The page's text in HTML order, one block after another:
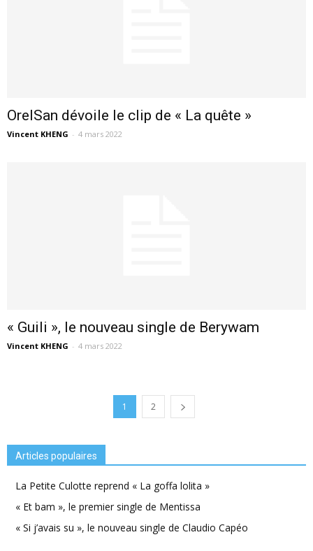
OrelSan dévoile le clip de « La quête »
Vincent KHENG - 4 mars 2022
« Guili », le nouveau single de Berywam
Vincent KHENG - 4 mars 2022
1 2
Articles populaires
La Petite Culotte reprend « La goffa lolita »
« Et bam », le premier single de Mentissa
« Si j’avais su », le nouveau single de Claudio Capéo